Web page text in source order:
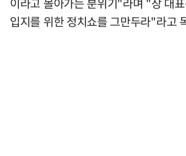
입지를 위한 정치쇼를 그만두라"라고